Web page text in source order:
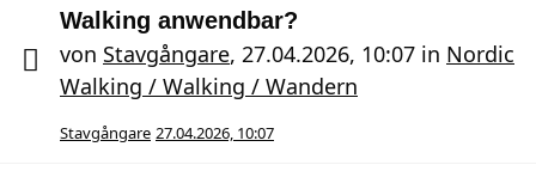
Walking anwendbar?
von Stavgångare, 27.04.2026, 10:07 in Nordic
Walking / Walking / Wandern
Stavgångare 27.04.2026, 10:07